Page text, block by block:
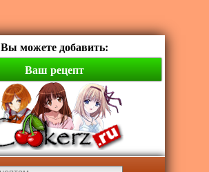
Вы можете добавить:
Ваш рецепт